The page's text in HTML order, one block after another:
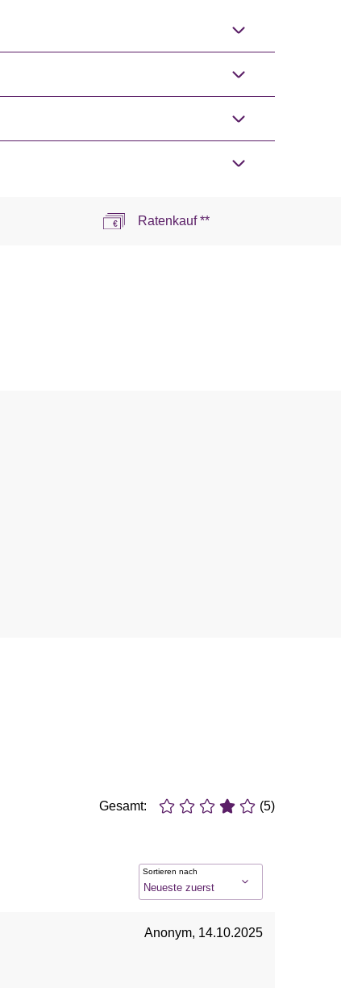
Ratenkauf **
Gesamt: (5)
Sortieren nach
Anonym, 14.10.2025